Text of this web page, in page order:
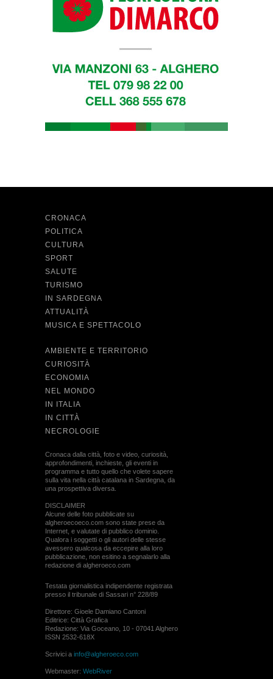
CRONACA
POLITICA
CULTURA
SPORT
SALUTE
TURISMO
IN SARDEGNA
ATTUALITÀ
MUSICA E SPETTACOLO
AMBIENTE E TERRITORIO
CURIOSITÀ
ECONOMIA
NEL MONDO
IN ITALIA
IN CITTÀ
NECROLOGIE
Cronaca dalla città, foto e video, curiosità,
approfondimenti, inchieste, gli eventi in
programma e tutto quello che volete sapere
sulla vita nella città catalana in Sardegna, da
una prospettiva diversa.
DISCLAIMER
Alcune delle foto pubblicate su
algheroecoeco.com sono state prese da
Internet, e valutate di pubblico dominio.
Qualora i soggetti o gli autori delle stesse
avessero qualcosa da eccepire alla loro
pubblicazione, non esitino a segnalarlo alla
redazione di algheroeco.com
Testata giornalistica indipendente registrata
presso il tribunale di Sassari n° 228/89
Direttore: Gioele Damiano Cantoni
Editrice: Città Grafica
Redazione: Via Goceano, 10 - 07041 Alghero
ISSN 2532-618X
Scrivici a info@algheroeco.com
Webmaster: WebRiver